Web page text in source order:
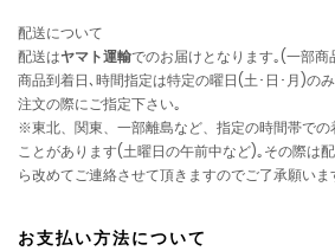
配送について
配送はヤマト運輸でのお届けとなります｡(一部商
商品到着日､時間指定は特定の曜日(土･日･月)の
注文の際にご指定下さい｡
※東北、関東、一部離島など、指定の時間帯で
ことがあります(土曜日の午前中など)｡その際は
ら改めてご連絡させて頂きますのでご了承願いま
お支払い方法について